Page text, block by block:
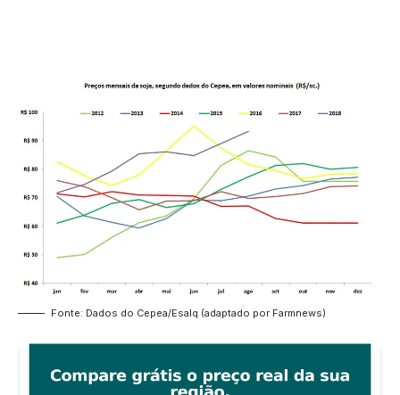
Fonte: Dados do Cepea/Esalq (adaptado por Farmnews)